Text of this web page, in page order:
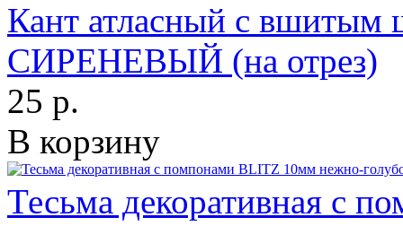
Кант атласный с
СИРЕНЕВЫЙ (на отрез)
25 р.
В корзину
Тесьма декоративная с